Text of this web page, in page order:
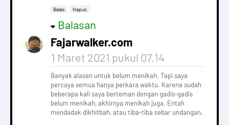
Balas Hapus
Balasan
Fajarwalker.com
1 Maret 2021 pukul 07.14
Banyak alasan untuk belum menikah. Tapi saya
percaya semua hanya perkara waktu. Karena sudah
beberapa kali saya berteman dengan gadis-gadis
belum menikah, akhirnya menikah juga. Entah
mendadak dikhitbah, atau tiba-tiba sebar undangan.